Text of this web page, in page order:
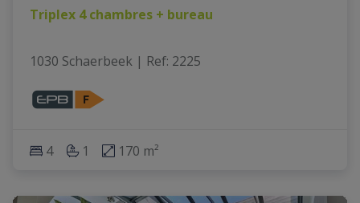
Triplex 4 chambres + bureau
1030 Schaerbeek | Ref: 2225
4 1 170 m²